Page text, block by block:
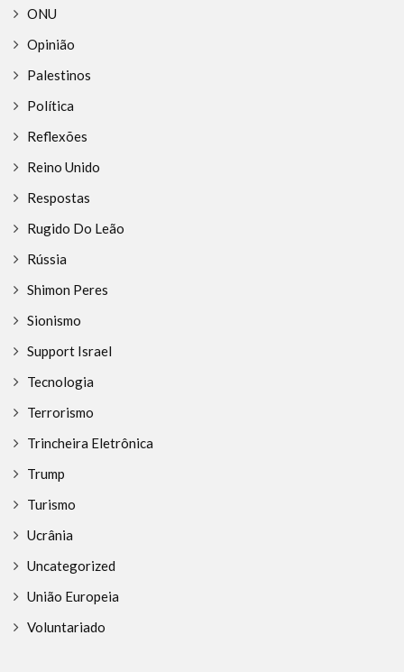
ONU
Opinião
Palestinos
Política
Reflexões
Reino Unido
Respostas
Rugido Do Leão
Rússia
Shimon Peres
Sionismo
Support Israel
Tecnologia
Terrorismo
Trincheira Eletrônica
Trump
Turismo
Ucrânia
Uncategorized
União Europeia
Voluntariado